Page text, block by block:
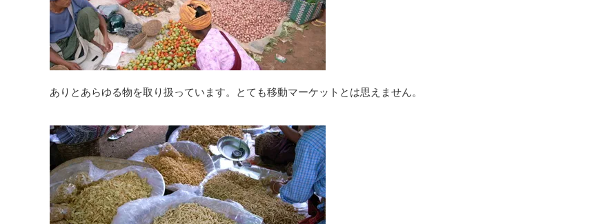
ありとあらゆる物を取り扱っています。とても移動マーケットとは思えません。